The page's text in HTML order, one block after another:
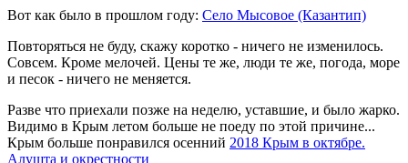
Вот как было в прошлом году: Село Мысовое (Казантип)
Повторяться не буду, скажу коротко - ничего не изменилось.
Совсем. Кроме мелочей. Цены те же, люди те же, погода, море
и песок - ничего не меняется.
Разве что приехали позже на неделю, уставшие, и было жарко.
Видимо в Крым летом больше не поеду по этой причине...
Крым больше понравился осенний 2018 Крым в октябре.
Алушта и окрестности